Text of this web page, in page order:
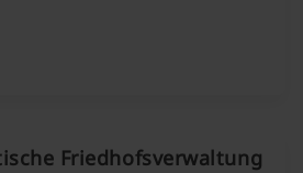
Friedhofsverwaltung